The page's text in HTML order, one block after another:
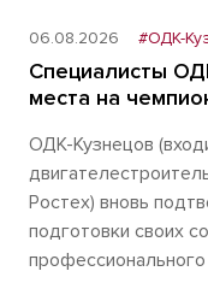
06.08.2026 #ОДК-
Специалисты
места на
ОДК-Кузнецов
Ростех) вновь
подготовки своих